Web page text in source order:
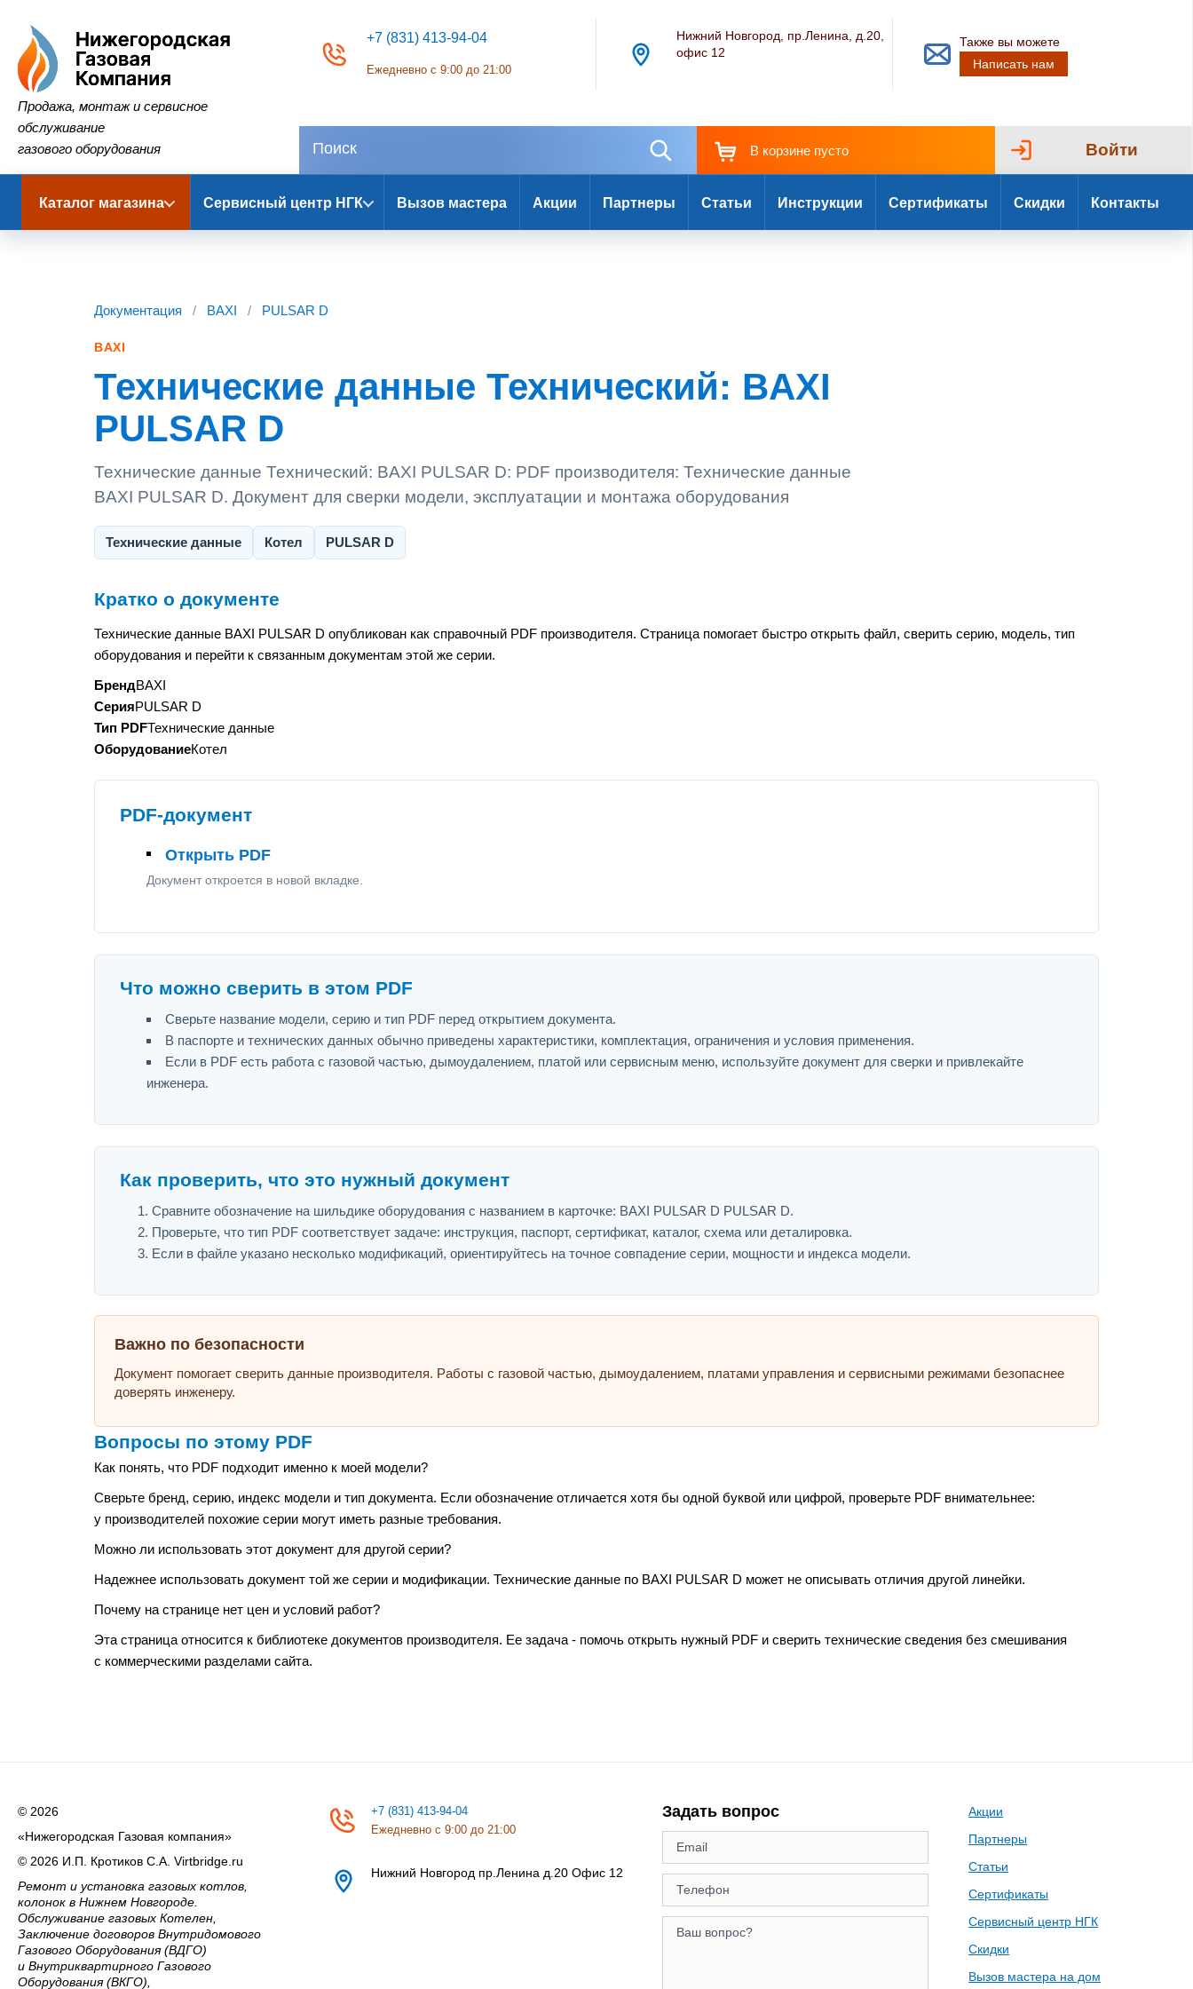
Нижегородская Газовая Компания
Продажа, монтаж и сервисное
обслуживание
газового оборудования
+7 (831) 413-94-04
Ежедневно с 9:00 до 21:00
Нижний Новгород, пр.Ленина, д.20,
офис 12
Также вы можете
Написать нам
В корзине пусто Войти
Каталог магазина Сервисный центр НГК Вызов мастера Акции Партнеры Статьи Инструкции Сертификаты Скидки Контакты
Документация / BAXI / PULSAR D
BAXI
Технические данные Технический: BAXI
PULSAR D
Технические данные Технический: BAXI PULSAR D: PDF производителя: Технические данные
BAXI PULSAR D. Документ для сверки модели, эксплуатации и монтажа оборудования
Технические данные Котел PULSAR D
Кратко о документе
Технические данные BAXI PULSAR D опубликован как справочный PDF производителя. Страница помогает быстро открыть файл, сверить серию, модель, тип
оборудования и перейти к связанным документам этой же серии.
БрендBAXI
СерияPULSAR D
Тип PDFТехнические данные
ОборудованиеКотел
PDF-документ
Открыть PDF
Документ откроется в новой вкладке.
Что можно сверить в этом PDF
Сверьте название модели, серию и тип PDF перед открытием документа.
В паспорте и технических данных обычно приведены характеристики, комплектация, ограничения и условия применения.
Если в PDF есть работа с газовой частью, дымоудалением, платой или сервисным меню, используйте документ для сверки и привлекайте
инженера.
Как проверить, что это нужный документ
Сравните обозначение на шильдике оборудования с названием в карточке: BAXI PULSAR D PULSAR D.
Проверьте, что тип PDF соответствует задаче: инструкция, паспорт, сертификат, каталог, схема или деталировка.
Если в файле указано несколько модификаций, ориентируйтесь на точное совпадение серии, мощности и индекса модели.
Важно по безопасности
Документ помогает сверить данные производителя. Работы с газовой частью, дымоудалением, платами управления и сервисными режимами безопаснее
доверять инженеру.
Вопросы по этому PDF
Как понять, что PDF подходит именно к моей модели?
Сверьте бренд, серию, индекс модели и тип документа. Если обозначение отличается хотя бы одной буквой или цифрой, проверьте PDF внимательнее:
у производителей похожие серии могут иметь разные требования.
Можно ли использовать этот документ для другой серии?
Надежнее использовать документ той же серии и модификации. Технические данные по BAXI PULSAR D может не описывать отличия другой линейки.
Почему на странице нет цен и условий работ?
Эта страница относится к библиотеке документов производителя. Ее задача - помочь открыть нужный PDF и сверить технические сведения без смешивания
с коммерческими разделами сайта.
© 2026
«Нижегородская Газовая компания»
© 2026 И.П. Кротиков С.А. Virtbridge.ru
Ремонт и установка газовых котлов,
колонок в Нижнем Новгороде.
Обслуживание газовых Котелен,
Заключение договоров Внутридомового
Газового Оборудования (ВДГО)
и Внутриквартирного Газового
Оборудования (ВКГО),
+7 (831) 413-94-04
Ежедневно с 9:00 до 21:00
Нижний Новгород пр.Ленина д.20 Офис 12
Задать вопрос
Акции
Партнеры
Статьи
Сертификаты
Сервисный центр НГК
Скидки
Вызов мастера на дом